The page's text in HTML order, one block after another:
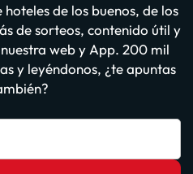
de los buenos, de los
de sorteos, contenido útil y
web y App. 200 mil
y leyéndonos, ¿te apuntas